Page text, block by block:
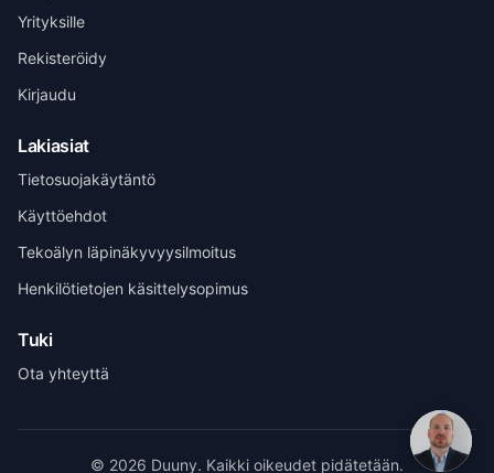
Yrityksille
Rekisteröidy
Kirjaudu
Lakiasiat
Tietosuojakäytäntö
Käyttöehdot
Tekoälyn läpinäkyvyysilmoitus
Henkilötietojen käsittelysopimus
Tuki
Ota yhteyttä
© 2026 Duuny. Kaikki oikeudet pidätetään.
Henri Vuolle
Yhteisperustaja, Duuny